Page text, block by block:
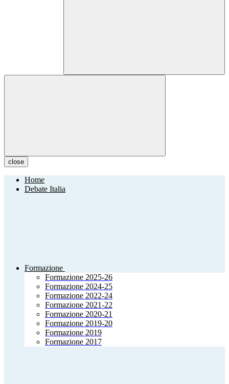
close
Home
Debate Italia
Formazione
Formazione 2025-26
Formazione 2024-25
Formazione 2022-24
Formazione 2021-22
Formazione 2020-21
Formazione 2019-20
Formazione 2019
Formazione 2017